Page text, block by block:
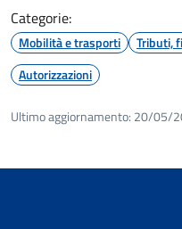
Categorie:
Mobilità e trasporti
Tributi,
Autorizzazioni
Ultimo aggiornamento: 20/05/